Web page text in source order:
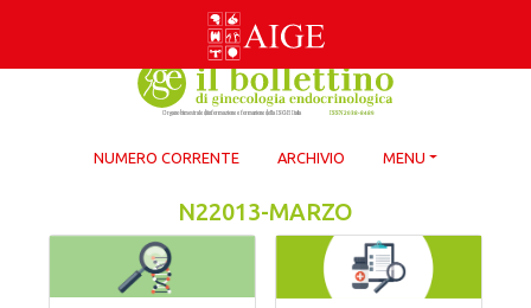
NUMERO CORRENTE ARCHIVIO MENU
N22013-MARZO